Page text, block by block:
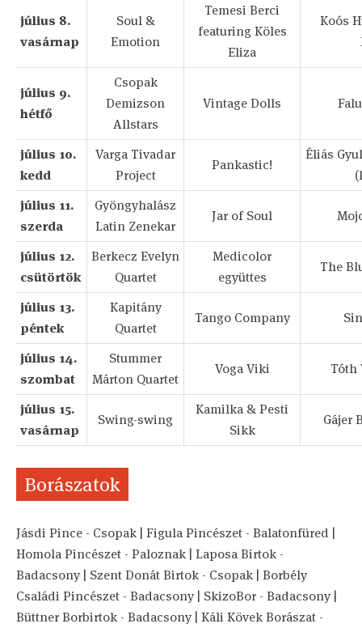
július 8.
vasárnap
Soul &
Emotion
Temesi Berci
featuring Köles
Eliza
Koós
július 9.
hétfő
Csopak
Demizson
Allstars
Vintage Dolls
július 10.
kedd
Varga Tivadar
Project
Pankastic!
Éliás
július 11.
szerda
Gyöngyhalász
Latin Zenekar
Jar of Soul
július 12.
csütörtök
Berkecz Evelyn
Quartet
Medicolor
együttes
The
július 13.
péntek
Kapitány
Quartet
Tango Company
július 14.
szombat
Stummer
Márton Quartet
Voga Viki Tóth
július 15.
vasárnap
Swing-swing
Kamilka & Pesti
Sikk
Gájer
Borászatok
Jásdi Pince - Csopak | Figula Pincészet - Balatonfüred |
Homola Pincészet - Paloznak | Laposa Birtok -
Badacsony | Szent Donát Birtok - Csopak | Borbély
Családi Pincészet - Badacsony | SkizoBor - Badacsony |
Büttner Borbirtok - Badacsony | Káli Kövek Borászat -